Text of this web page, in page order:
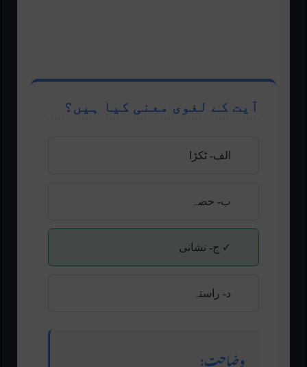
آیت کے لغوی معنی کیا ہیں؟
الف- ٹکڑا
ب- حصہ
✓ ج- نشانی
د- راستہ
وضاحت: